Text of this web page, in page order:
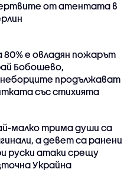
от атентата в
80% е овладян пожарът
Бобошево,
продължават
със стихията
малко трима души са
а девет са ранени
руски атаки срещу
Украйна